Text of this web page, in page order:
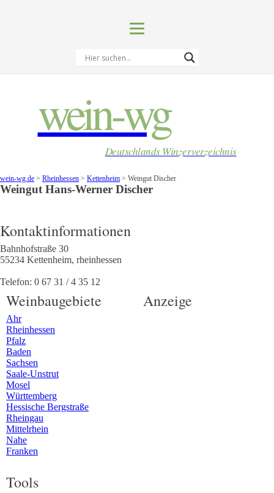
wein-wg
Deutschlands Winzerverzeichnis
wein-wg.de > Rheinhessen > Kettenheim > Weingut Discher
Weingut Hans-Werner Discher
Kontaktinformationen
Bahnhofstraße 30
55234 Kettenheim, rheinhessen
Telefon: 0 67 31 / 4 35 12
Weinbaugebiete
Ahr
Rheinhessen
Pfalz
Baden
Sachsen
Saale-Unstrut
Mosel
Württemberg
Hessische Bergstraße
Rheingau
Mittelrhein
Nahe
Franken
Tools
Anzeige